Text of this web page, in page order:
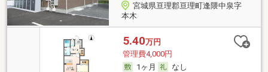
宮城県亘理郡亘理町逢隈中泉字
本木
5.40万円
管理費4,000円
1ヶ月
なし